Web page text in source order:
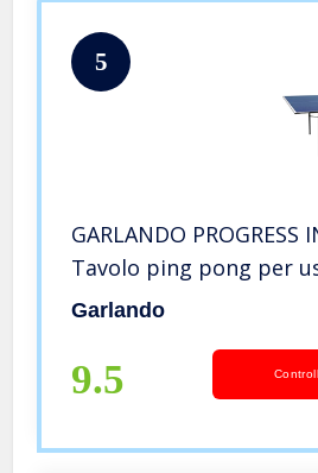
5
GARLANDO PROGRESS
Tavolo ping pong per
Garlando
9.5